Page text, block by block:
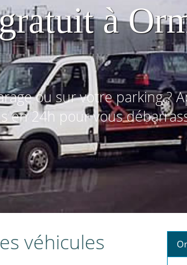
à
ou sur votre parking ?
en 24h pour vous
véhicules